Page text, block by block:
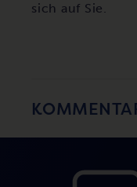
sich auf Sie.